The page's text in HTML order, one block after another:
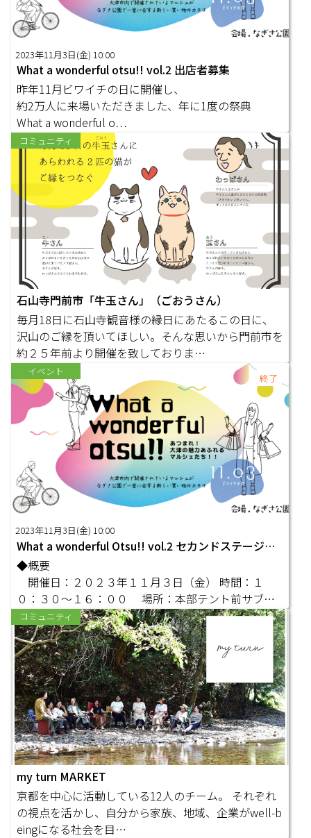
2023年11月3日(金) 10:00
What a wonderful otsu!! vol.2 出店者募集
昨年11月ビワイチの日に開催し、
約2万人に来場いただきました、年に1度の祭典
What a wonderful o…
コミュニティ
石山寺門前市「牛玉さん」（ごおうさん）
毎月18日に石山寺観音様の縁日にあたるこの日に、
沢山のご縁を頂いてほしい。そんな思いから門前市を
約２５年前より開催を致しておりま…
イベント
終了
2023年11月3日(金) 10:00
What a wonderful Otsu!! vol.2 セカンドステージ出演者募集
◆概要
開催日：２０２３年１１月３日（金） 時間：１
０：３０～１６：００ 場所：本部テント前サブス
テージ 内…
コミュニティ
my turn MARKET
京都を中心に活動している12人のチーム。 それぞれ
の視点を活かし、自分から家族、地域、企業がwell-b
eingになる社会を目…